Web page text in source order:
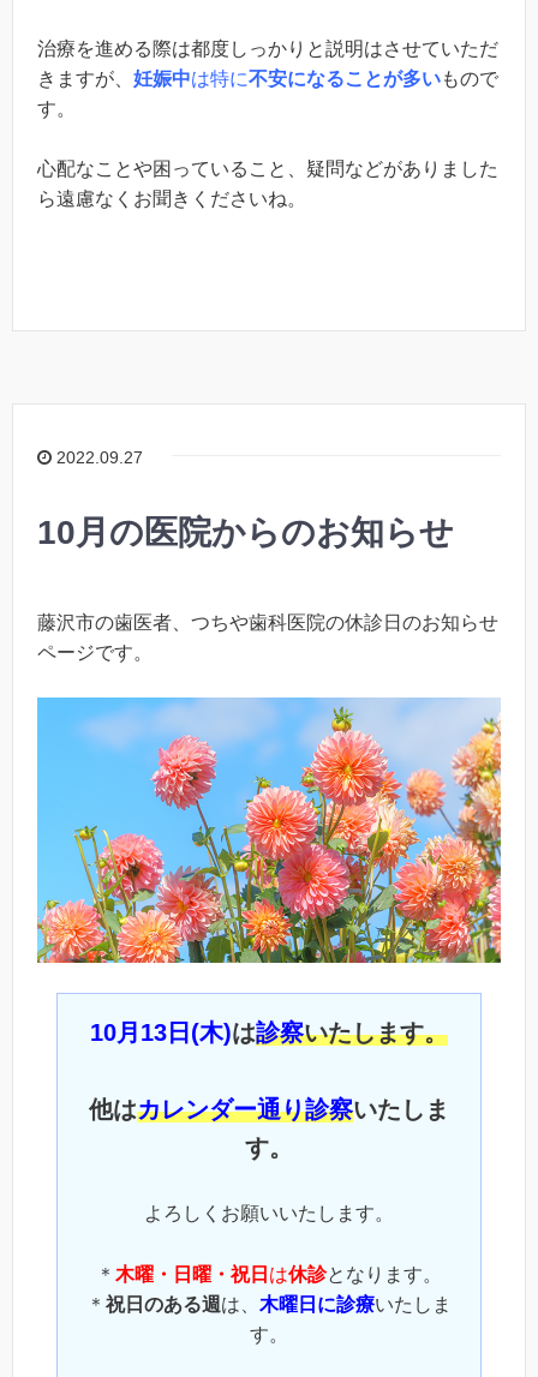
治療を進める際は都度しっかりと説明はさせていただ
きますが、 妊娠中は特に不安になることが多いもので
す。
心配なことや困っていること、疑問などがありました
ら遠慮なくお聞きくださいね。
2022.09.27
10月の医院からのお知らせ
藤沢市の歯医者、つちや歯科医院の休診日のお知らせ
ページです。
10月13日(木)は診察いたします。
他はカレンダー通り診察いたしま
す。
よろしくお願いいたします。
＊ 木曜・日曜・祝日 は休診となります。
＊ 祝日のある週 は、 木曜日に診療いたしま
す。